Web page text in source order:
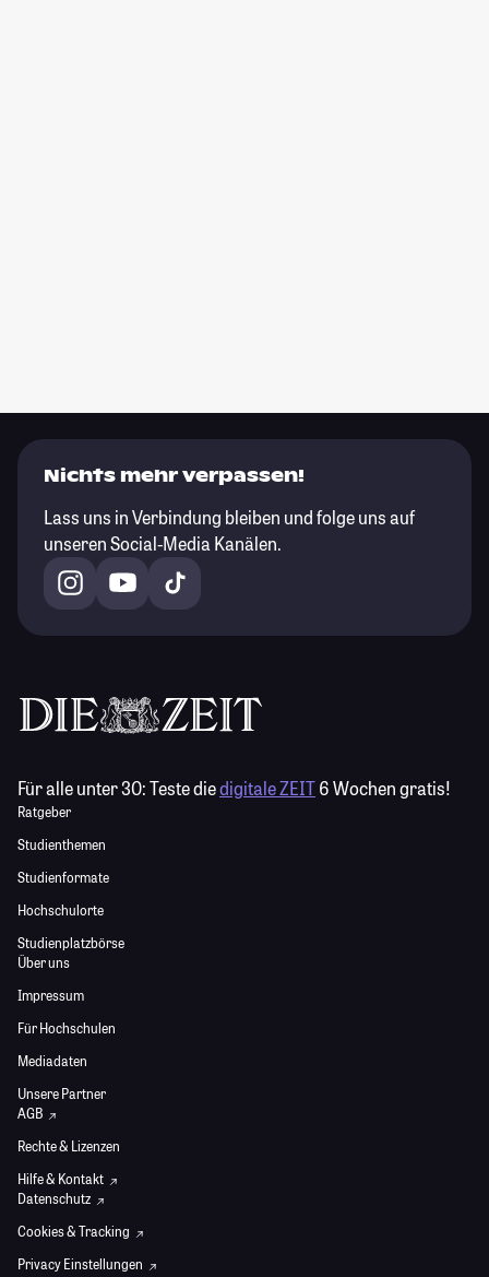
Nichts mehr verpassen!
Lass uns in Verbindung bleiben und folge uns auf
unseren Social-Media Kanälen.
Für alle unter 30:Teste diedigitale ZEIT6 Wochen gratis!
Ratgeber
Studienthemen
Studienformate
Hochschulorte
Studienplatzbörse
Über uns
Impressum
Für Hochschulen
Mediadaten
Unsere Partner
AGB
Rechte & Lizenzen
Hilfe & Kontakt
Datenschutz
Cookies & Tracking
Privacy Einstellungen